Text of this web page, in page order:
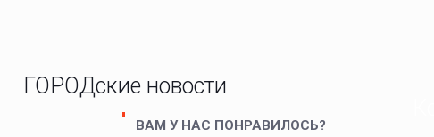
ГОРОДские новости
ВАМ У НАС ПОНРАВИЛОСЬ?